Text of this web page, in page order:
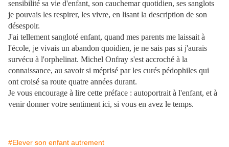
sensibilité sa vie d'enfant, son cauchemar quotidien, ses sanglots
je pouvais les respirer, les vivre, en lisant la description de son
désespoir.
J'ai tellement sangloté enfant, quand mes parents me laissait à
l'école, je vivais un abandon quoidien, je ne sais pas si j'aurais
survécu à l'orphelinat. Michel Onfray s'est accroché à la
connaissance, au savoir si méprisé par les curés pédophiles qui
ont croisé sa route quatre années durant.
Je vous encourage à lire cette préface : autoportrait à l'enfant, et à
venir donner votre sentiment ici, si vous en avez le temps.
#Elever son enfant autrement